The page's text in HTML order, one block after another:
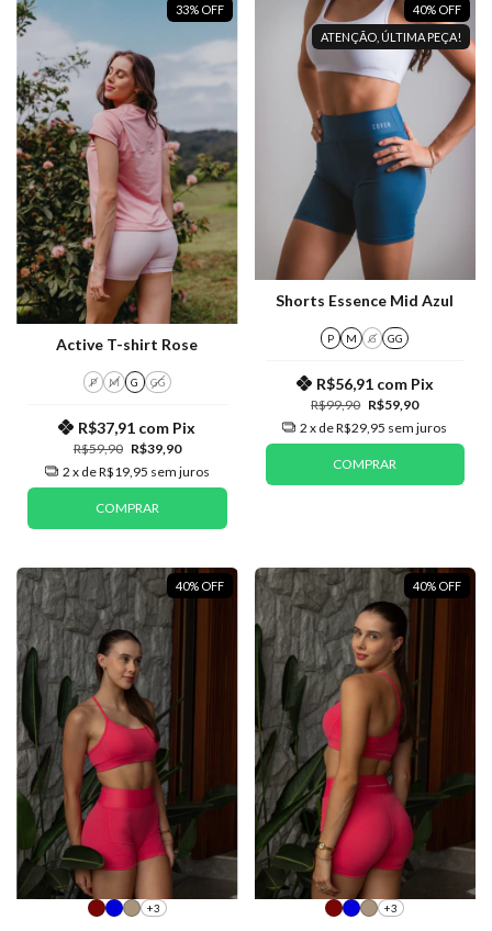
33% OFF
Active T-shirt Rose
P M G GG
R$59,90 R$39,90
R$37,91 com Pix
2 x deR$19,95 sem juros
COMPRAR
40% OFF
ATENÇÃO, ÚLTIMA PEÇA!
Shorts Essence Mid Azul
P M G GG
R$99,90 R$59,90
R$56,91 com Pix
2 x deR$29,95 sem juros
COMPRAR
40% OFF
+3
40% OFF
+3